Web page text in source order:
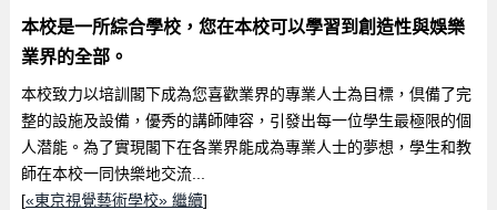
本校是一所綜合學校，您在本校可以學習到創造性與娛樂
業界的全部。
本校致力以培訓閣下成為您喜歡業界的專業人士為目標，倶備了完
整的設施及設備，優秀的講師陣容，引發出每一位學生最極限的個
人潜能。為了實現閣下在各業界能成為專業人士的夢想，學生和教
師在本校一同快樂地交流...
[«東京視覺藝術學校» 繼續]